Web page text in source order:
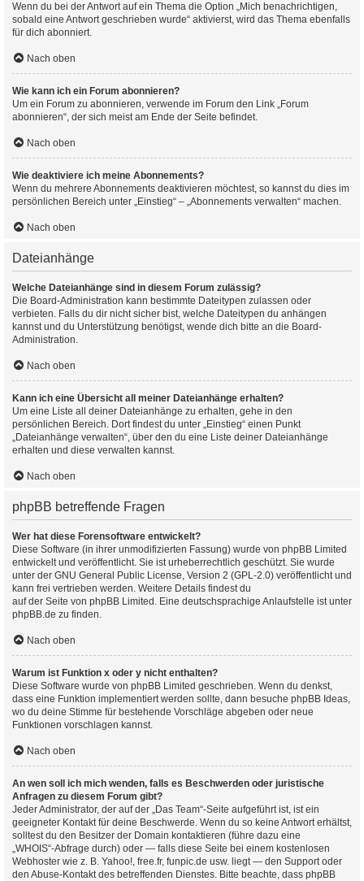
Wenn du bei der Antwort auf ein Thema die Option „Mich benachrichtigen,
sobald eine Antwort geschrieben wurde“ aktivierst, wird das Thema ebenfalls
für dich abonniert.
Nach oben
Wie kann ich ein Forum abonnieren?
Um ein Forum zu abonnieren, verwende im Forum den Link „Forum
abonnieren“, der sich meist am Ende der Seite befindet.
Nach oben
Wie deaktiviere ich meine Abonnements?
Wenn du mehrere Abonnements deaktivieren möchtest, so kannst du dies im
persönlichen Bereich unter „Einstieg“ – „Abonnements verwalten“ machen.
Nach oben
Dateianhänge
Welche Dateianhänge sind in diesem Forum zulässig?
Die Board-Administration kann bestimmte Dateitypen zulassen oder
verbieten. Falls du dir nicht sicher bist, welche Dateitypen du anhängen
kannst und du Unterstützung benötigst, wende dich bitte an die Board-
Administration.
Nach oben
Kann ich eine Übersicht all meiner Dateianhänge erhalten?
Um eine Liste all deiner Dateianhänge zu erhalten, gehe in den
persönlichen Bereich. Dort findest du unter „Einstieg“ einen Punkt
„Dateianhänge verwalten“, über den du eine Liste deiner Dateianhänge
erhalten und diese verwalten kannst.
Nach oben
phpBB betreffende Fragen
Wer hat diese Forensoftware entwickelt?
Diese Software (in ihrer unmodifizierten Fassung) wurde von phpBB Limited
entwickelt und veröffentlicht. Sie ist urheberrechtlich geschützt. Sie wurde
unter der GNU General Public License, Version 2 (GPL-2.0) veröffentlicht und
kann frei vertrieben werden. Weitere Details findest du
auf der Seite von phpBB Limited . Eine deutschsprachige Anlaufstelle ist unter
phpBB.de zu finden.
Nach oben
Warum ist Funktion x oder y nicht enthalten?
Diese Software wurde von phpBB Limited geschrieben. Wenn du denkst,
dass eine Funktion implementiert werden sollte, dann besuche phpBB Ideas,
wo du deine Stimme für bestehende Vorschläge abgeben oder neue
Funktionen vorschlagen kannst.
Nach oben
An wen soll ich mich wenden, falls es Beschwerden oder juristische
Anfragen zu diesem Forum gibt?
Jeder Administrator, der auf der „Das Team“-Seite aufgeführt ist, ist ein
geeigneter Kontakt für deine Beschwerde. Wenn du so keine Antwort erhältst,
solltest du den Besitzer der Domain kontaktieren (führe dazu eine
„WHOIS“-Abfrage durch) oder — falls diese Seite bei einem kostenlosen
Webhoster wie z. B. Yahoo!, free.fr, funpic.de usw. liegt — den Support oder
den Abuse-Kontakt des betreffenden Dienstes. Bitte beachte, dass phpBB